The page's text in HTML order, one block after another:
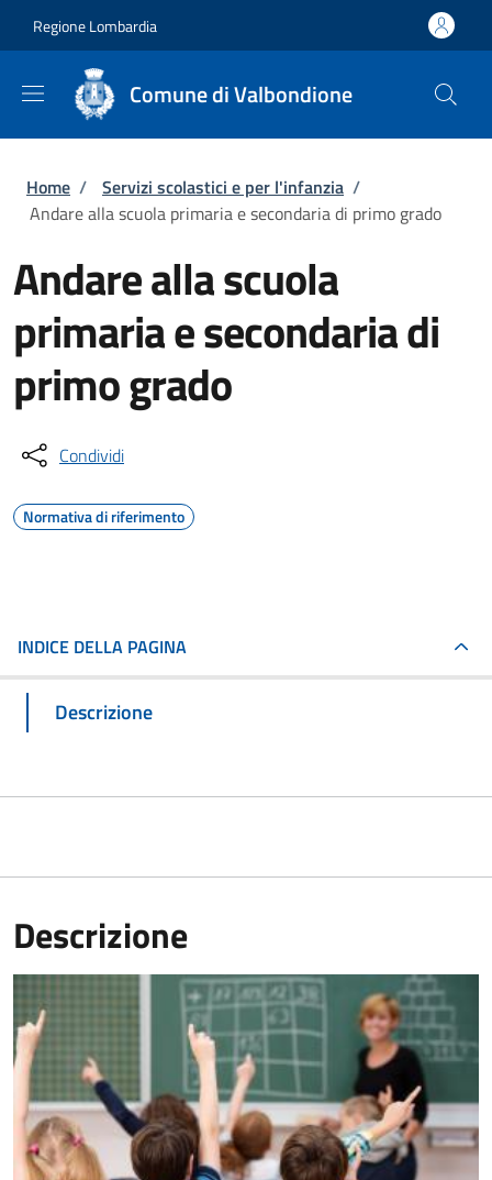
Regione Lombardia
Comune di Valbondione
Briciole di pane
Home / Servizi scolastici e per l'infanzia /
Andare alla scuola primaria e secondaria di primo grado
Andare alla scuola
primaria e secondaria di
primo grado
Condividi
Normativa di riferimento
INDICE DELLA PAGINA
Descrizione
Descrizione